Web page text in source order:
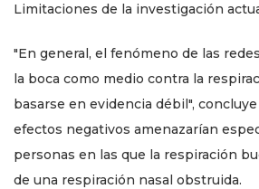
Limitaciones de la investigación
"En general, el fenómeno de las
la boca como medio contra la
basarse en evidencia débil",
efectos negativos amenazarían
personas en las que la respiración
de una respiración nasal obstruida.